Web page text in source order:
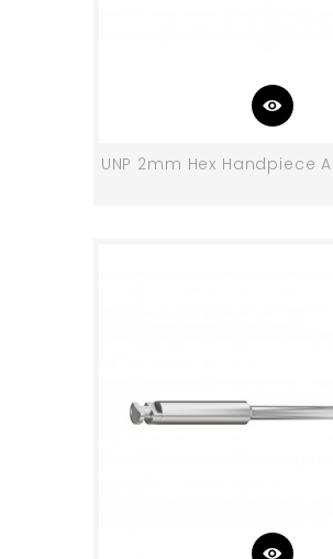
UNP 2mm Hex Handpiece